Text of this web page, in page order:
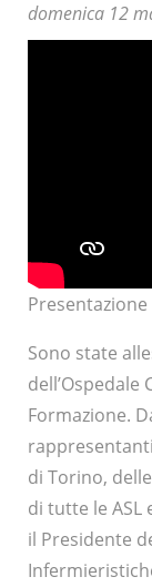
domenica 12
Sono state
Formazione.
di Torino,
di tutte le ASL
il Presidente